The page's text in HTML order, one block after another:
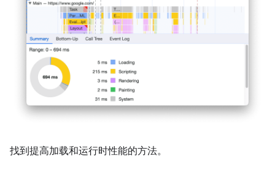
找到提高加载和运行时性能的方法。